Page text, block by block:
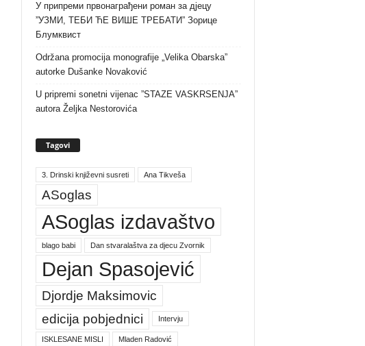
У припреми првонаграђени роман за дјецу
”УЗМИ, ТЕБИ ЋЕ ВИШЕ ТРЕБАТИ” Зорице
Блумквист
Održana promocija monografije „Velika Obarska”
autorke Dušanke Novaković
U pripremi sonetni vijenac ”STAZE VASKRSENJA”
autora Željka Nestorovića
Tagovi
3. Drinski književni susreti Ana Tikveša
ASoglas
ASoglas izdavaštvo
blago babi Dan stvaralaštva za djecu Zvornik
Dejan Spasojević
Djordje Maksimovic
edicija pobjednici
Intervju
ISKLESANE MISLI Mladen Radović